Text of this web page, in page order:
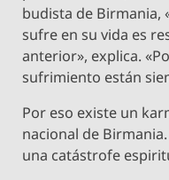
budista de Birmania,
sufre en su vida es
anterior», explica.
sufrimiento están
Por eso existe un
nacional de
una catástrofe